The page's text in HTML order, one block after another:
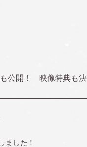
も公開！ 映像特典も決
ました！